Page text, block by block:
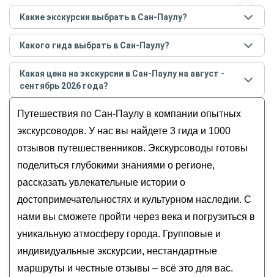
Какие экскурсии выбрать в Сан-Паулу?
Самые популярные экскурсиив Сан-Паулув
августе - сентябре 2026года:
Прогулка по историческому центру Сан-Паулу и
Японскому кварталу
Сан-Паулу во время транзита
Главное и богемное: проспект Паулиста и
район граффити
Какого гида выбрать в Сан-Паулу?
Лучшие гидыв Сан-Паулупо рейтингу и отзывам в
августе 2026 года:
Ольга
Оксана
Евгений
Какая цена на экскурсии в Сан-Паулу на август -
сентябрь 2026 года?
сентябрь 2026года от 193до 390 USD
Путешествия по Сан-Паулу в компании опытных
экскурсоводов. У нас вы найдете 3 гида и 1000
отзывов путешественников. Экскурсоводы готовы
поделиться глубокими знаниями о регионе,
рассказать увлекательные истории о
достопримечательностях и культурном наследии. С
нами вы сможете пройти через века и погрузиться в
уникальную атмосферу города. Групповые и
индивидуальные экскурсии, нестандартные
маршруты и честные отзывы – всё это для вас.